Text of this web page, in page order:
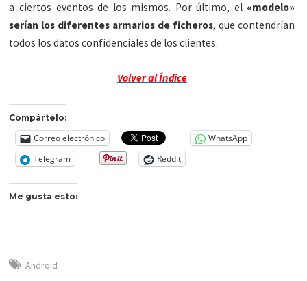
a ciertos eventos de los mismos. Por último, el «modelo»
serían los diferentes armarios de ficheros, que contendrían
todos los datos confidenciales de los clientes.
Volver al Índice
Compártelo:
Correo electrónico
WhatsApp
Telegram
Reddit
Me gusta esto:
Android